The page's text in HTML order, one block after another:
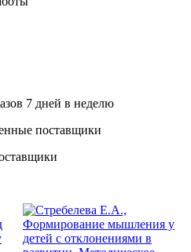
7 дней в неделю